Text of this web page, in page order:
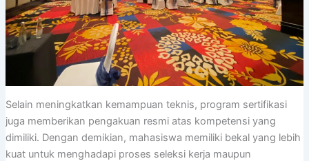
Selain meningkatkan kemampuan teknis, program sertifikasi
juga memberikan pengakuan resmi atas kompetensi yang
dimiliki. Dengan demikian, mahasiswa memiliki bekal yang lebih
kuat untuk menghadapi proses seleksi kerja maupun